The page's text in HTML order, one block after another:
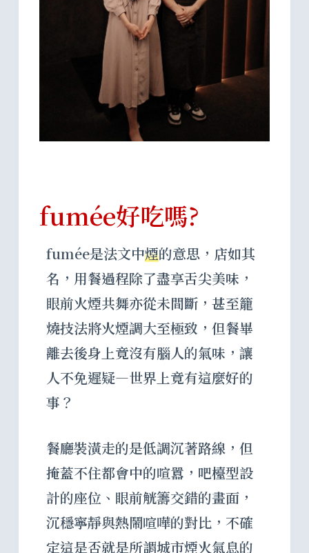
fumée好吃嗎?
fumée是法文中煙的意思，店如其
名，用餐過程除了盡享舌尖美味，
眼前火煙共舞亦從未間斷，甚至籠
燒技法將火煙調大至極致，但餐畢
離去後身上竟沒有腦人的氣味，讓
人不免遲疑—世界上竟有這麼好的
事？
餐廳裝潢走的是低調沉著路線，但
掩蓋不住都會中的喧囂，吧檯型設
計的座位、眼前觥籌交錯的畫面，
沉穩寧靜與熱鬧喧嘩的對比，不確
定這是否就是所謂城市煙火氣息的